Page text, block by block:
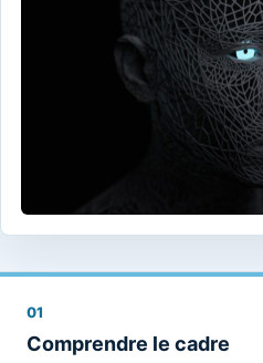
01
Comprendre le cadre